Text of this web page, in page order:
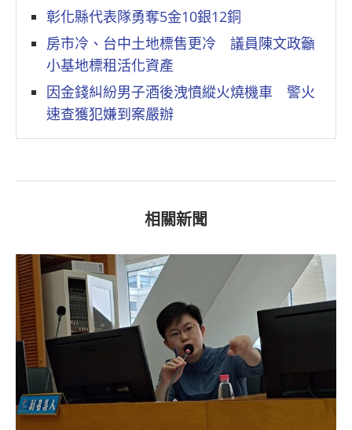
彰化縣代表隊勇奪5金10銀12銅
房市冷、台中土地標售更冷 議員陳文政籲
小基地標租活化資產
因金錢糾紛男子酒後洩憤縱火燒機車 警火
速查獲犯嫌到案嚴辦
相關新聞